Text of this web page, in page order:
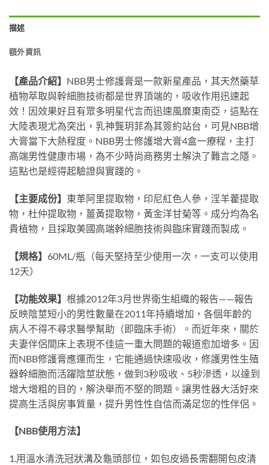
描述
額外資訊
【產品介紹】 NBB男士修護膏是一款新星產品，其天然藥草
植物萃取與幹細胞技術都是世界頂端的，吸收作用迅速起
效！因效果好且有眾多明星代言而迅速風靡東南亞，這點在
大陸表現尤為突出，乳神龔玥菲為其簽約站台，可見NBB增
大膏當下大熱程度。 NBB男士修護增大膏4盒一療程，主打
高端男性健康市場，為不少時尚商務男士解決了難言之隱。
這點也是經得起驗證與實踐的。
【主要成份】 東革阿里提取物，印尼紅色人參，淫羊藿提取
物，杜仲提取物，薑黃提取物，黃金洋甘菊等。成分均為名
貴植物，且採取美國高端幹細胞技術與臨床實踐而製成。
【規格】 60ML/瓶（每天堅持至少使用一次，一支可以使用
12天）
【功能效果】 根據2012年3月世界衛生組織的報告——報告
反映陰莖短小的男性數量在2011年持續增加，各個年齡的
病人不得不尋求醫學幫助（即臨床手術）。而近年來，關於
夫妻伴侶間床上表現不佳這一重大問題的報道愈加增多。因
而NBB修護膏應運而生，它能通過快速吸收，修護男性生殖
器幹細胞而活躍陰莖狀態，做到3秒吸收、 5秒滲透，以達到
增大增粗的目的，解決舉而不堅的問題。讓男性器大活好來
提高生活與房事質量，提升男性性自信而滿足您的性伴侶。
【NBB使用方法】
1.用溫水清洗冠狀溝及龜頭部位，如包皮過長需翻開包皮清